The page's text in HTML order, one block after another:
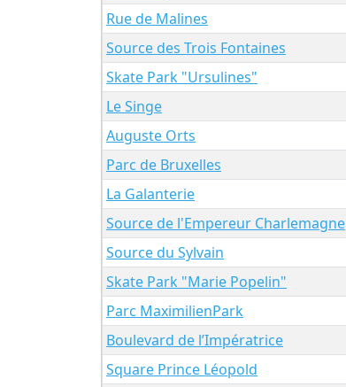
Rue de Malines
Source des Trois Fontaines
Skate Park "Ursulines"
Le Singe
Auguste Orts
Parc de Bruxelles
La Galanterie
Source de l'Empereur Charlemagne
Source du Sylvain
Skate Park "Marie Popelin"
Parc MaximilienPark
Boulevard de l’Impératrice
Square Prince Léopold